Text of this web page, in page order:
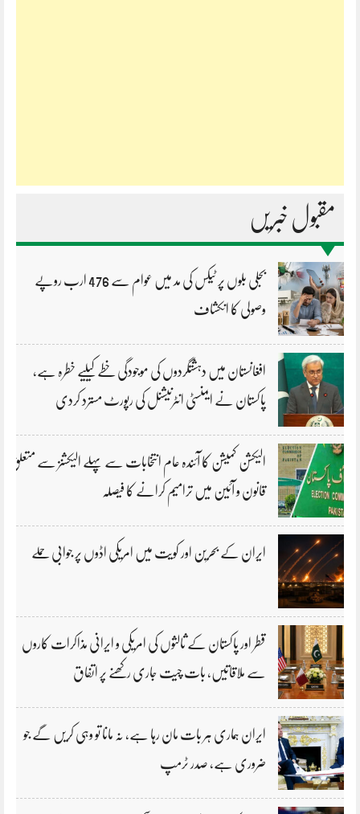
مقبول خبریں
بجلی بلوں پر ٹیکس کی مد میں عوام سے 476 ارب روپے
وصولی کا انکشاف
افغانستان میں دہشتگردوں کی موجودگی خطے کیلیے خطرہ ہے،
پاکستان نے ایمنسٹی انٹرنیشنل کی رپورٹ مسترد کردی
الیکشن کمیشن کا آئندہ عام انتخابات سے پہلے الیکشنز سے متعلق
قانون و آئین میں ترامیم کرانے کا فیصلہ
ایران کے بحرین اور کویت میں امریکی اڈوں پر جوابی حملے
قطر اور پاکستان کے ثالثوں کی امریکی و ایرانی مذاکرات کاروں
سے ملاقاتیں، بات چیت جاری رکھنے پر اتفاق
ایران ہماری ہر بات مان رہا ہے، نہ مانا تو وہی کریں گے جو
ضروری ہے، صدر ٹرمپ